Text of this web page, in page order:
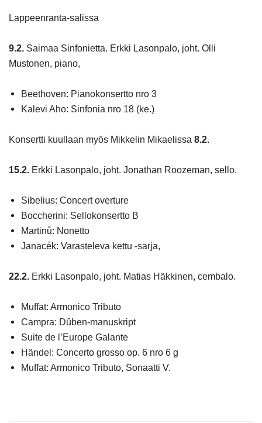
Lappeenranta-salissa
9.2. Saimaa Sinfonietta. Erkki Lasonpalo, joht. Olli
Mustonen, piano,
Beethoven: Pianokonsertto nro 3
Kalevi Aho: Sinfonia nro 18 (ke.)
Konsertti kuullaan myös Mikkelin Mikaelissa 8.2.
15.2. Erkki Lasonpalo, joht. Jonathan Roozeman, sello.
Sibelius: Concert overture
Boccherini: Sellokonsertto B
Martinů: Nonetto
Janacék: Varasteleva kettu -sarja,
22.2. Erkki Lasonpalo, joht. Matias Häkkinen, cembalo.
Muffat: Armonico Tributo
Campra: Dûben-manuskript
Suite de l’Europe Galante
Händel: Concerto grosso op. 6 nro 6 g
Muffat: Armonico Tributo, Sonaatti V.